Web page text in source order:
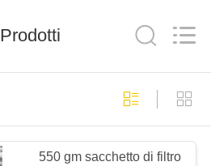
Prodotti
550 gm sacchetto di filtro